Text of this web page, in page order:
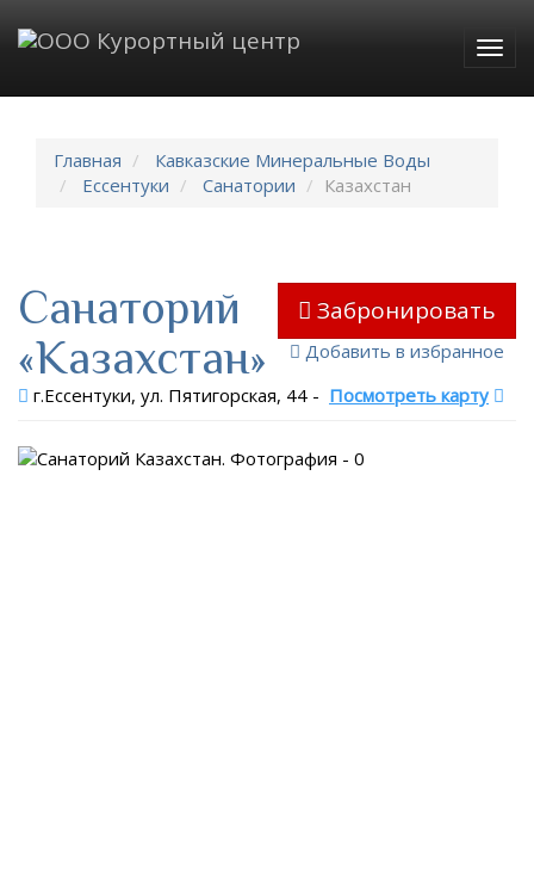
Главная
Кавказские Минеральные Воды
Ессентуки
Санатории Казахстан
Забронировать
Добавить в избранное
Санаторий
«Казахстан»
г.Ессентуки, ул. Пятигорская, 44 - Посмотреть карту